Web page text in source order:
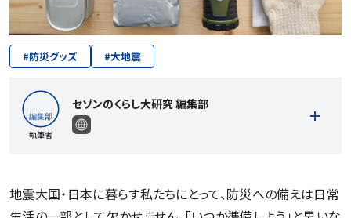
#防災グッズ #大地震
執筆者
セゾンのくらし大研究 編集部
地震大国・日本に暮らす私たちにとって、防災への備えは日常